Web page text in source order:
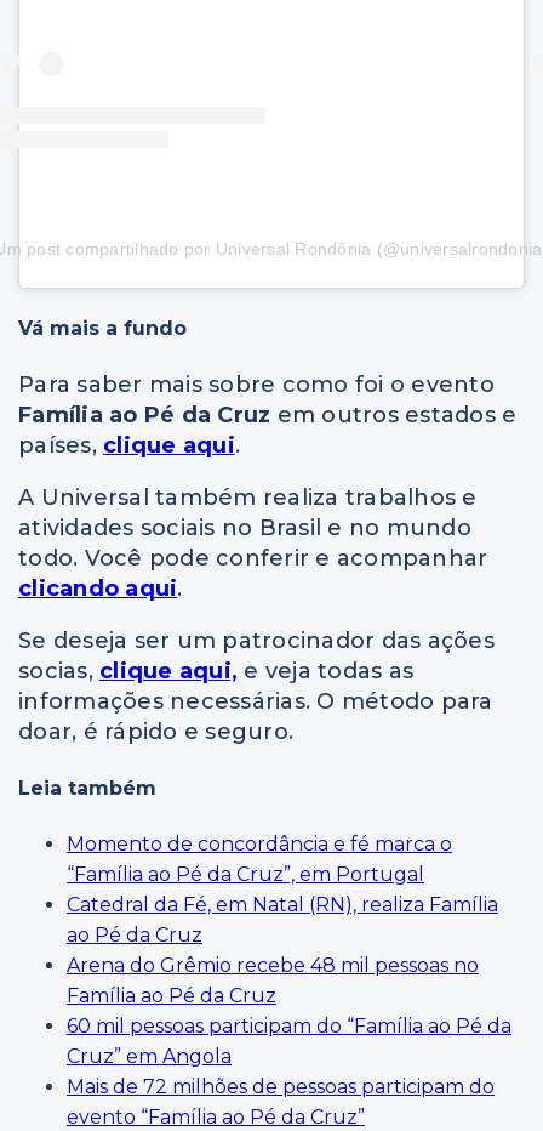
post compartilhado por Universal Rondônia
Vá mais a fundo
Para saber mais sobre como foi o evento
Família ao Pé da Cruz em outros estados e
países, clique aqui.
A Universal também realiza trabalhos e
atividades sociais no Brasil e no mundo
todo. Você pode conferir e acompanhar
clicando aqui.
Se deseja ser um patrocinador das ações
socias, clique aqui, e veja todas as
informações necessárias. O método para
doar, é rápido e seguro.
Leia também
Momento de concordância e fé marca o
“Família ao Pé da Cruz”, em Portugal
Catedral da Fé, em Natal (RN), realiza Família
ao Pé da Cruz
Arena do Grêmio recebe 48 mil pessoas no
Família ao Pé da Cruz
60 mil pessoas participam do “Família ao Pé da
Cruz” em Angola
Mais de 72 milhões de pessoas participam do
evento “Família ao Pé da Cruz”